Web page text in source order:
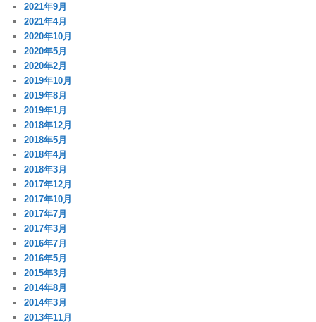
2021年9月
2021年4月
2020年10月
2020年5月
2020年2月
2019年10月
2019年8月
2019年1月
2018年12月
2018年5月
2018年4月
2018年3月
2017年12月
2017年10月
2017年7月
2017年3月
2016年7月
2016年5月
2015年3月
2014年8月
2014年3月
2013年11月